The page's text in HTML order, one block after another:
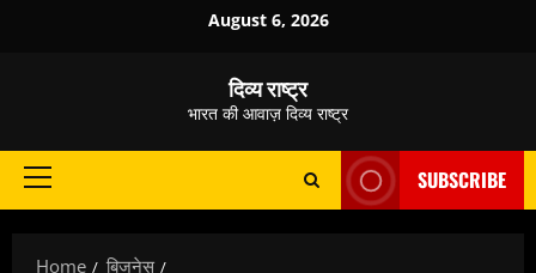
August 6, 2026
दिव्य राष्ट्र
भारत की आवाज़ दिव्य राष्ट्र
Primary
SUBSCRIBE
Home
बिजनेस